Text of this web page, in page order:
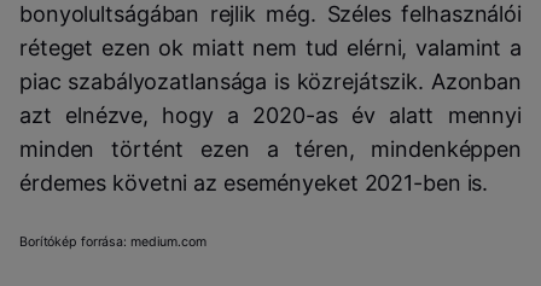
bonyolultságában rejlik még. Széles felhasználói
réteget ezen ok miatt nem tud elérni, valamint a
piac szabályozatlansága is közrejátszik. Azonban
azt elnézve, hogy a 2020-as év alatt mennyi
minden történt ezen a téren, mindenképpen
érdemes követni az eseményeket 2021-ben is.
Borítókép forrása: medium.com